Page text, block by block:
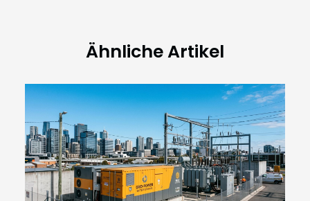
Ähnliche Artikel